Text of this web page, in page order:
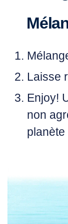
Laisse
Enjoy!
non
planète